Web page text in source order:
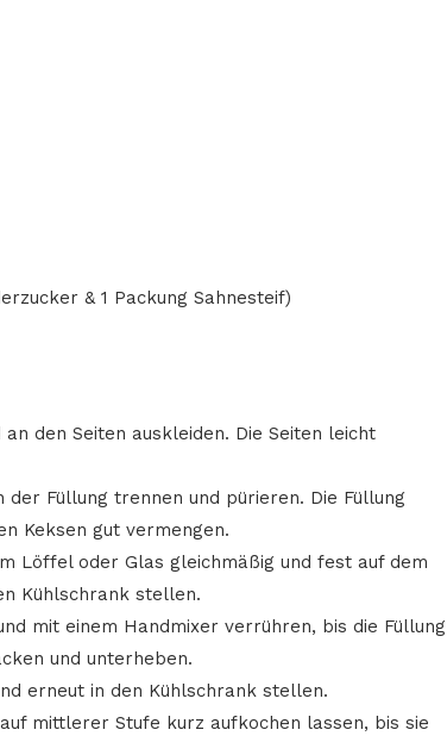
& 1 Packung Sahnesteif)
den Seiten auskleiden. Die Seiten leicht
der Füllung trennen und pürieren. Die Füllung
Keksen gut vermengen.
Löffel oder Glas gleichmäßig und fest auf dem
Kühlschrank stellen.
mit einem Handmixer verrühren, bis die Füllung
und unterheben.
erneut in den Kühlschrank stellen.
mittlerer Stufe kurz aufkochen lassen, bis sie